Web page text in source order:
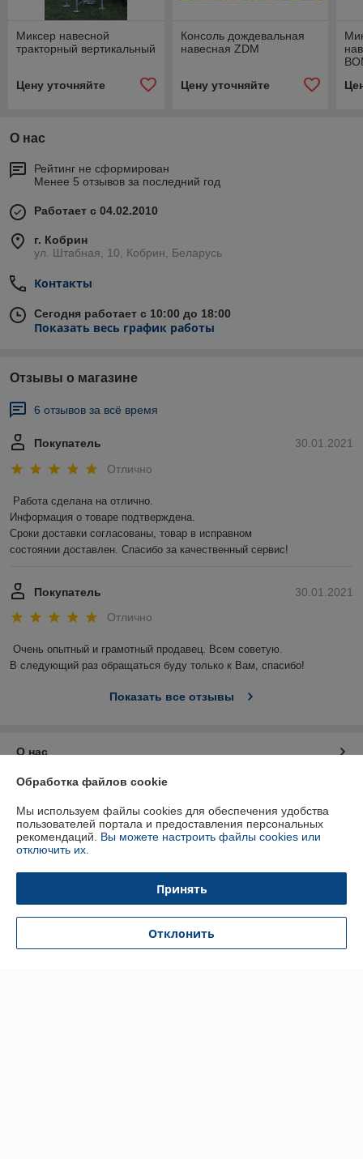
Миксер навесной
тракторный вертикальный
Цену уточняйте
Консоль дождевальная
навесная ZDM
Цену уточняйте
О нас
Рейтинг не сформирован
Менее 5 отзывов за последний год
Работает с 04.02.2010
г. Кобрин
ул. Штабная, 10, Кобрин, Беларусь
Контакты
Сегодня работает с 10:00 до 18:00
Показать весь график работы
Отзывы о магазине
6 отзывов за всё время
30.01.2021
Покупатель
Отлично
Работа сделана на отлично.
Информация о товаре подтверждена.
Сроки доставки согласованы, товар в исправном
состоянии доставлен. Спасибо за качественный сервис!
30.01.2021
Покупатель
Отлично
Очень опытный и грамотный продавец. Всем советую.
В следующий раз обращаться буду только к Вам, спасибо!
Показать все отзывы
О нас
Контакты
Доставка и оплата
Полная версия сайта
Политика обработки cookies
Обработка файлов cookie
Мы используем файлы cookies для обеспечения удобства
пользователей портала и предоставления персональных
рекомендаций. Вы можете настроить файлы cookies или
отключить их.
Принять
Отклонить